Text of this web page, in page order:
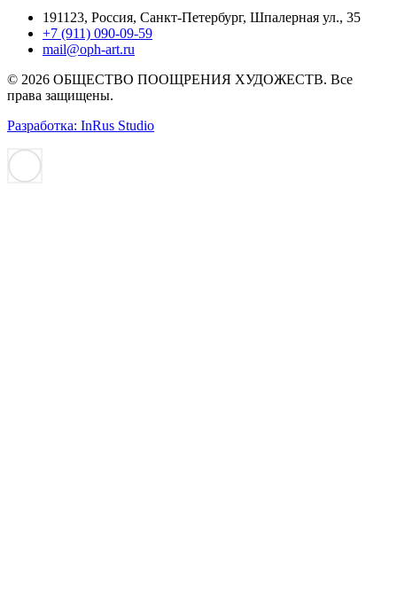
191123, Россия, Санкт-Петербург, Шпалерная ул., 35
+7 (911) 090-09-59
mail@oph-art.ru
© 2026 ОБЩЕСТВО ПООЩРЕНИЯ ХУДОЖЕСТВ. Все
права защищены.
Разработка: InRus Studio